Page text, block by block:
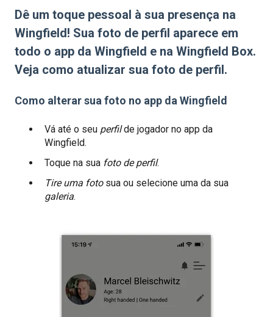
Dê um toque pessoal à sua presença na
Wingfield! Sua foto de perfil aparece em
todo o app da Wingfield e na Wingfield Box.
Veja como atualizar sua foto de perfil.
Como alterar sua foto no app da Wingfield
Vá até o seu perfilde jogador no app da
Wingfield.
Toque na sua foto de perfil.
Tire uma fotosua ou selecione uma da sua
galeria.